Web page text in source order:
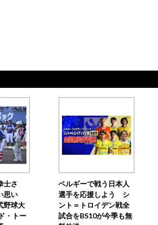
士さ
思い
野球大
・トー
ベルギーで戦う日本人
選手を応援しよう シ
ント＝トロイデン戦全
試合をBS10が今季も無